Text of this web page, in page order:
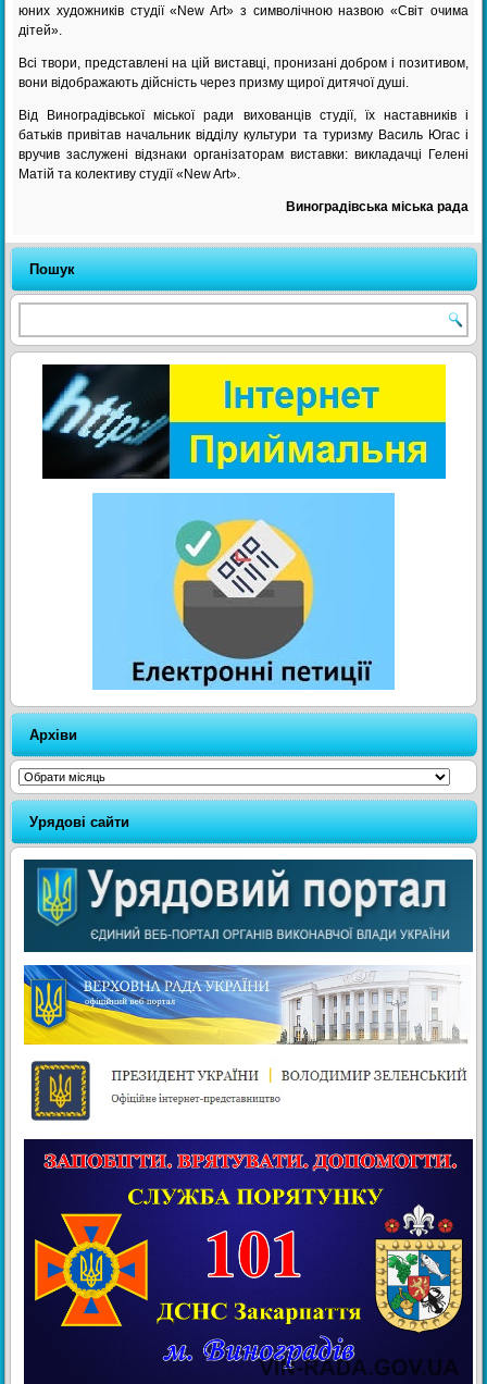
юних художників студії «New Art» з символічною назвою «Світ очима
дітей».
Всі твори, представлені на цій виставці, пронизані добром і позитивом,
вони відображають дійсність через призму щирої дитячої душі.
Від Виноградівської міської ради вихованців студії, їх наставників і
батьків привітав начальник відділу культури та туризму Василь Югас і
вручив заслужені відзнаки організаторам виставки: викладачці Гелені
Матій та колективу студії «New Art».
Виноградівська міська рада
Пошук
Архіви
Архіви
Урядові сайти